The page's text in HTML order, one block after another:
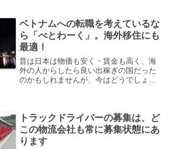
ベトナムへの転職を考えているな
ら「べとわーく」。海外移住にも
最適！
昔は日本は物価も安く・賃金も高く、海
外の人からしたら良い出稼ぎの国だった
のかもしれませんが、今はどうでしょ
人労働者や技能実習生を受け...
トラックドライバーの募集は、ど
この物流会社も常に募集状態にあ
ります